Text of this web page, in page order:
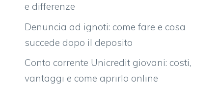
e differenze
Denuncia ad ignoti: come fare e cosa
succede dopo il deposito
Conto corrente Unicredit giovani: costi,
vantaggi e come aprirlo online